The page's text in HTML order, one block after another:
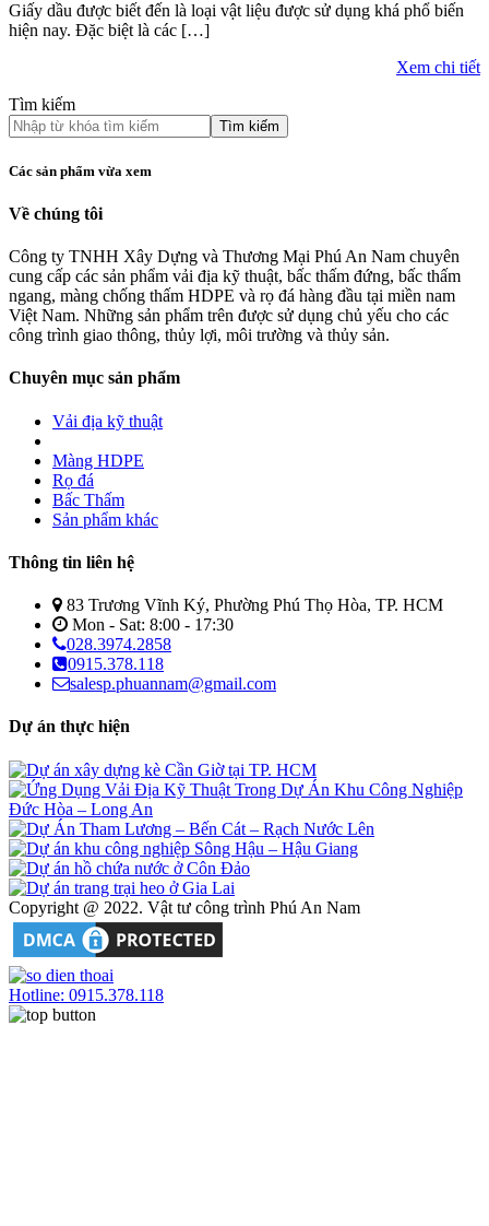
Giấy dầu được biết đến là loại vật liệu được sử dụng khá phổ biến
hiện nay. Đặc biệt là các […]
Xem chi tiết
Tìm kiếm
Tìm kiếm
Các sản phẩm vừa xem
Về chúng tôi
Công ty TNHH Xây Dựng và Thương Mại Phú An Nam chuyên
cung cấp các sản phẩm vải địa kỹ thuật, bấc thấm đứng, bấc thấm
ngang, màng chống thấm HDPE và rọ đá hàng đầu tại miền nam
Việt Nam. Những sản phẩm trên được sử dụng chủ yếu cho các
công trình giao thông, thủy lợi, môi trường và thủy sản.
Chuyên mục sản phẩm
Vải địa kỹ thuật
Màng HDPE
Rọ đá
Bấc Thấm
Sản phẩm khác
Thông tin liên hệ
83 Trương Vĩnh Ký, Phường Phú Thọ Hòa, TP. HCM
Mon - Sat: 8:00 - 17:30
028.3974.2858
0915.378.118
salesp.phuannam@gmail.com
Dự án thực hiện
Copyright @ 2022. Vật tư công trình Phú An Nam
Hotline: 0915.378.118